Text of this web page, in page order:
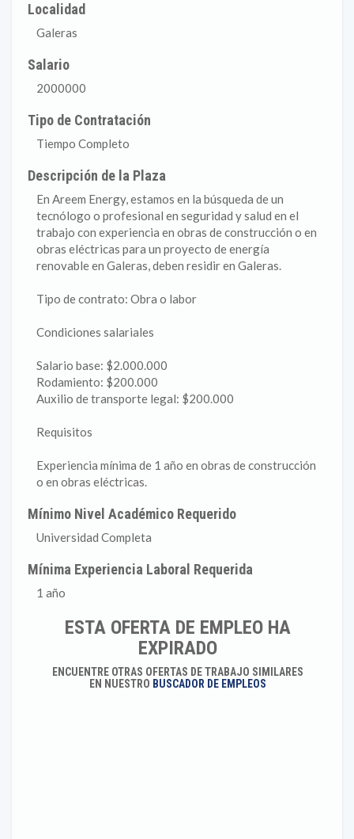
Localidad
Galeras
Salario
2000000
Tipo de Contratación
Tiempo Completo
Descripción de la Plaza
En Areem Energy, estamos en la búsqueda de un
tecnólogo o profesional en seguridad y salud en el
trabajo con experiencia en obras de construcción o en
obras eléctricas para un proyecto de energía
renovable en Galeras, deben residir en Galeras.
Tipo de contrato: Obra o labor
Condiciones salariales
Salario base: $2.000.000
Rodamiento: $200.000
Auxilio de transporte legal: $200.000
Requisitos
Experiencia mínima de 1 año en obras de construcción
o en obras eléctricas.
Mínimo Nivel Académico Requerido
Universidad Completa
Mínima Experiencia Laboral Requerida
1 año
ESTA OFERTA DE EMPLEO HA
EXPIRADO
ENCUENTRE OTRAS OFERTAS DE TRABAJO SIMILARES
EN NUESTRO BUSCADOR DE EMPLEOS